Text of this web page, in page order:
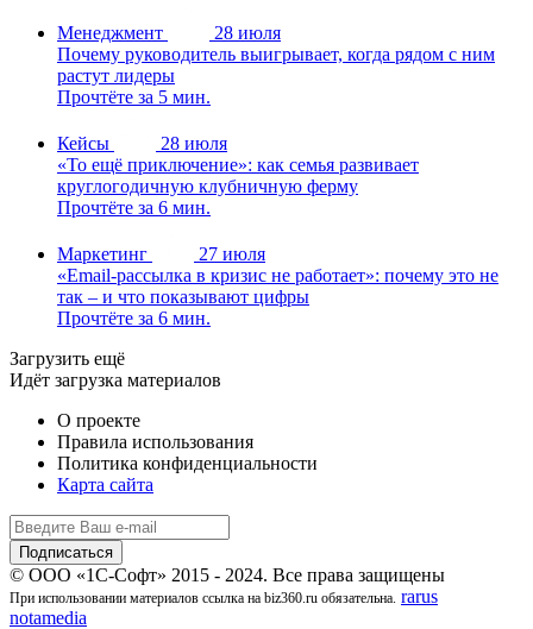
Менеджмент
28 июля
Почему руководитель выигрывает, когда рядом с ним
растут лидеры
Прочтёте за 5 мин.
Кейсы
28 июля
«То ещё приключение»: как семья развивает
круглогодичную клубничную ферму
Прочтёте за 6 мин.
Маркетинг
27 июля
«Email-рассылка в кризис не работает»: почему это не
так – и что показывают цифры
Прочтёте за 6 мин.
Загрузить ещё
Идёт загрузка материалов
О проекте
Правила использования
Политика конфиденциальности
Карта сайта
© ООО «1С-Софт» 2015 - 2024. Все права защищены
При использовании материалов ссылка на biz360.ru обязательна. rarus
notamedia